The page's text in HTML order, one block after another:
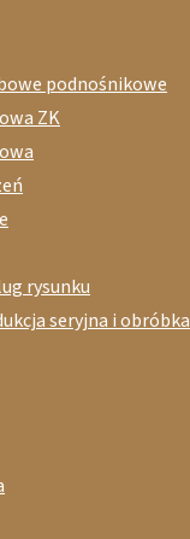
podnośnikowe
ZK
rysunku
seryjna i obróbka